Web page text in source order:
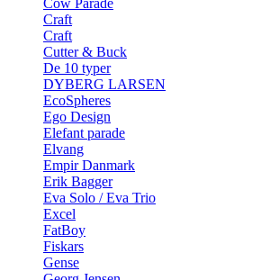
Cow Parade
Craft
Craft
Cutter & Buck
De 10 typer
DYBERG LARSEN
EcoSpheres
Ego Design
Elefant parade
Elvang
Empir Danmark
Erik Bagger
Eva Solo / Eva Trio
Excel
FatBoy
Fiskars
Gense